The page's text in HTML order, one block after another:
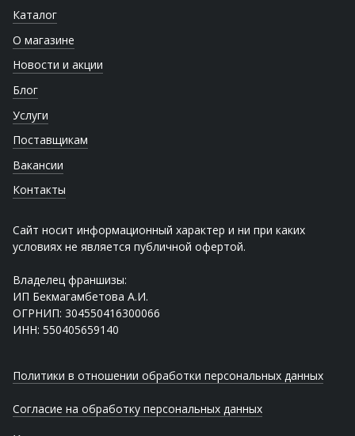
Каталог
О магазине
Новости и акции
Блог
Услуги
Поставщикам
Вакансии
Контакты
Сайт носит информационный характер и ни при каких
условиях не является публичной офертой.
Владелец франшизы:
ИП Бекмагамбетова А.И.
ОГРНИП: 304550416300066
ИНН: 550405659140
Политики в отношении обработки персональных данных
Согласие на обработку персональных данных